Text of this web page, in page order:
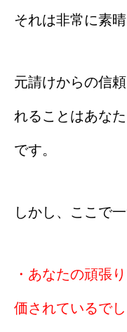
それは非常に素
元請けからの信
れることはあな
です。
しかし、ここで
・あなたの頑張
価されているで